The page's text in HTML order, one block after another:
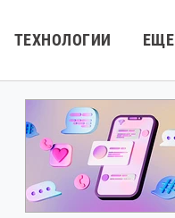
ТЕХНОЛОГИИ ЕЩЕ